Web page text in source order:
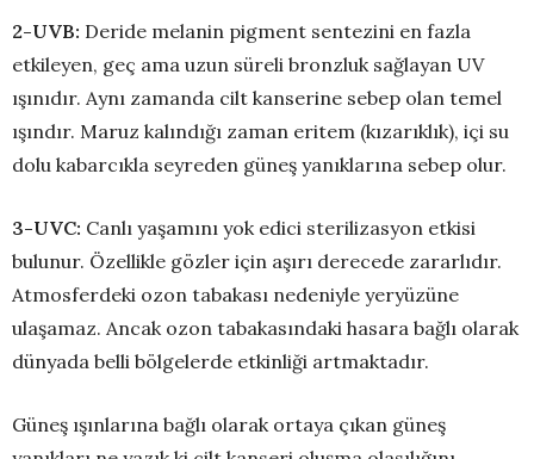
2-UVB: Deride melanin pigment sentezini en fazla
etkileyen, geç ama uzun süreli bronzluk sağlayan UV
ışınıdır. Aynı zamanda cilt kanserine sebep olan temel
ışındır. Maruz kalındığı zaman eritem (kızarıklık), içi su
dolu kabarcıkla seyreden güneş yanıklarına sebep olur.
3-UVC: Canlı yaşamını yok edici sterilizasyon etkisi
bulunur. Özellikle gözler için aşırı derecede zararlıdır.
Atmosferdeki ozon tabakası nedeniyle yeryüzüne
ulaşamaz. Ancak ozon tabakasındaki hasara bağlı olarak
dünyada belli bölgelerde etkinliği artmaktadır.
Güneş ışınlarına bağlı olarak ortaya çıkan güneş